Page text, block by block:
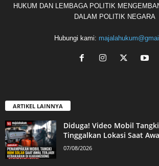
HUKUM DAN LEMBAGA POLITIK
DALAM POLITIK NEGARA
Hubungi kami:
ARTIKEL LAINNYA
Diduga! Video Mobil
Tinggalkan Lokasi Saat
07/08/2026